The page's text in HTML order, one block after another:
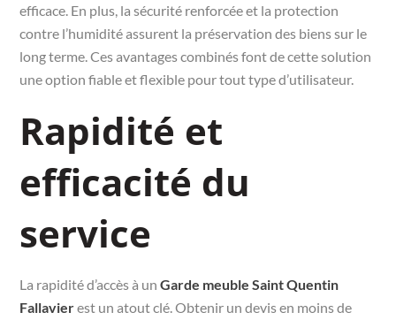
efficace. En plus, la sécurité renforcée et la protection
contre l’humidité assurent la préservation des biens sur le
long terme. Ces avantages combinés font de cette solution
une option fiable et flexible pour tout type d’utilisateur.
Rapidité et
efficacité du
service
La rapidité d’accès à unGarde meuble Saint Quentin
Fallavierest un atout clé. Obtenir un devis en moins de